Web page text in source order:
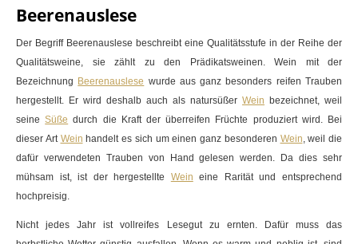
Beerenauslese
Der Begriff Beerenauslese beschreibt eine Qualitätsstufe in der Reihe der
Qualitätsweine, sie zählt zu den Prädikatsweinen. Wein mit der
Bezeichnung Beerenauslese wurde aus ganz besonders reifen Trauben
hergestellt. Er wird deshalb auch als natursüßer Wein bezeichnet, weil
seineSüße durch die Kraft der überreifen Früchte produziert wird. Bei
dieser Art Wein handelt es sich um einen ganz besonderen Wein, weil die
dafür verwendeten Trauben von Hand gelesen werden. Da dies sehr
mühsam ist, ist der hergestellte Wein eine Rarität und entsprechend
hochpreisig.
Nicht jedes Jahr ist vollreifes Lesegut zu ernten. Dafür muss das